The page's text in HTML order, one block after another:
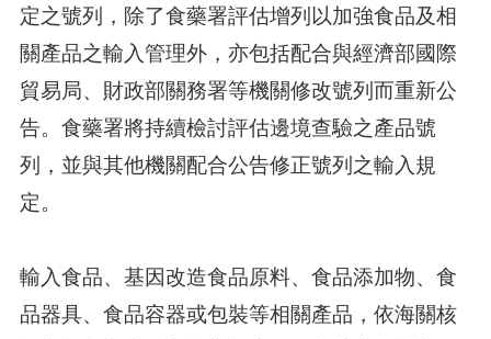
定之號列，除了食藥署評估增列以加強食品及相
關產品之輸入管理外，亦包括配合與經濟部國際
貿易局、財政部關務署等機關修改號列而重新公
告。食藥署將持續檢討評估邊境查驗之產品號
列，並與其他機關配合公告修正號列之輸入規
定。
輸入食品、基因改造食品原料、食品添加物、食
品器具、食品容器或包裝等相關產品，依海關核